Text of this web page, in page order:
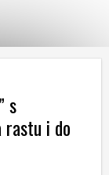
s
rastu i do